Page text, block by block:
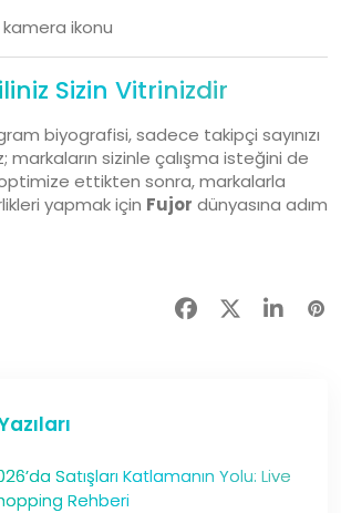
ikonu
Sizin Vitrinizdir
biyografisi, sadece takipçi sayınızı
markaların sizinle çalışma isteğini de
ettikten sonra, markalarla
yapmak için Fujor dünyasına adım
Satışları Katlamanın Yolu: Live
Rehberi